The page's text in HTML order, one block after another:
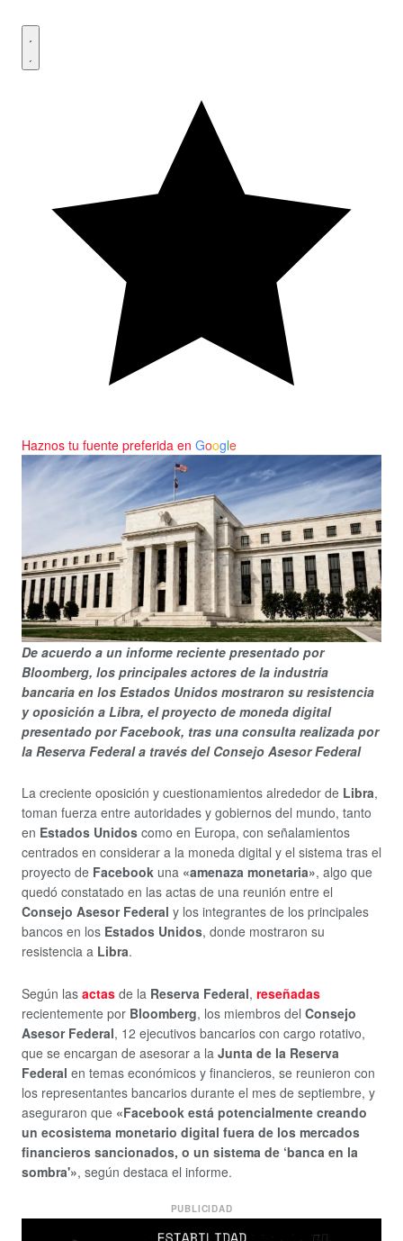
Haznos tu fuente preferida en Google
De acuerdo a un informe reciente presentado por
Bloomberg, los principales actores de la industria
bancaria en los Estados Unidos mostraron su resistencia
y oposición a Libra, el proyecto de moneda digital
presentado por Facebook, tras una consulta realizada por
la Reserva Federal a través del Consejo Asesor Federal
La creciente oposición y cuestionamientos alrededor de Libra,
toman fuerza entre autoridades y gobiernos del mundo, tanto
en Estados Unidos como en Europa, con señalamientos
centrados en considerar a la moneda digital y el sistema tras el
proyecto de Facebook una «amenaza monetaria», algo que
quedó constatado en las actas de una reunión entre el
Consejo Asesor Federal y los integrantes de los principales
bancos en los Estados Unidos, donde mostraron su
resistencia a Libra.
Según las actas de la Reserva Federal, reseñadas
recientemente por Bloomberg, los miembros del Consejo
Asesor Federal, 12 ejecutivos bancarios con cargo rotativo,
que se encargan de asesorar a la Junta de la Reserva
Federal en temas económicos y financieros, se reunieron con
los representantes bancarios durante el mes de septiembre, y
aseguraron que «Facebook está potencialmente creando
un ecosistema monetario digital fuera de los mercados
financieros sancionados, o un sistema de ‘banca en la
sombra'», según destaca el informe.
PUBLICIDAD